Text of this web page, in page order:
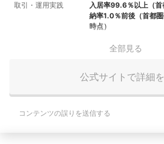
取引・運用実践
入居率99.6％以上（
納率1.0％前後（首都
時点）
全部見る
公式サイトで詳細
コンテンツの誤りを送信する